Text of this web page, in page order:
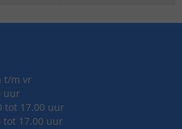
t/m vr
uur
tot 17.00 uur
tot 17.00 uur